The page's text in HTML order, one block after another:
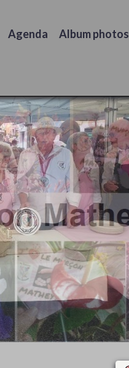
Agenda Album photos